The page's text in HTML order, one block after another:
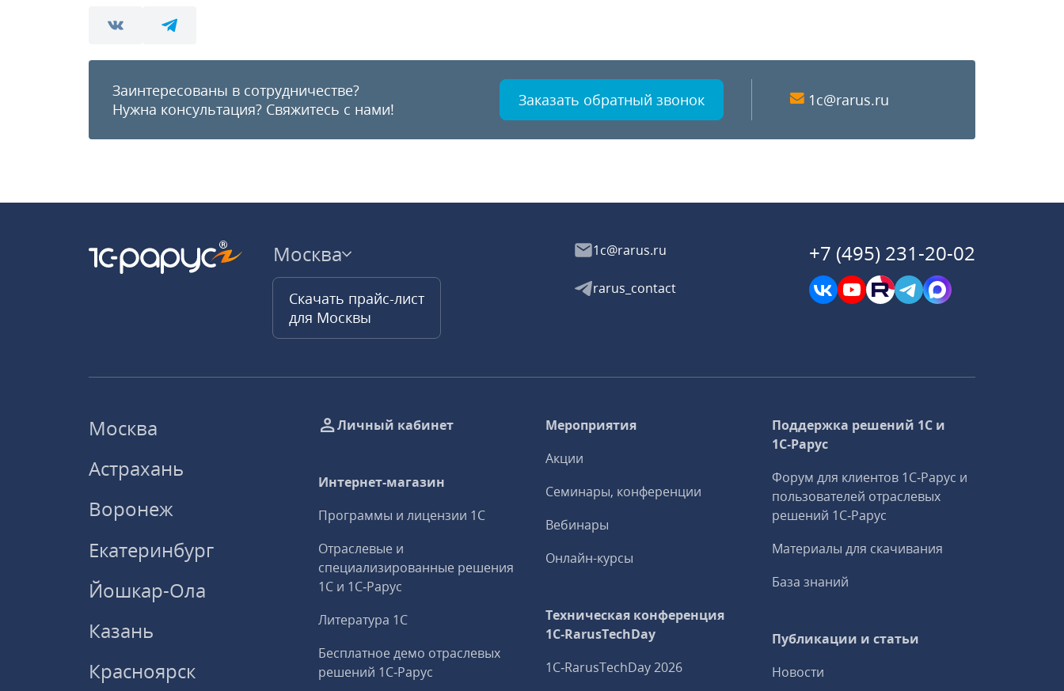
Заинтересованы в сотрудничестве?
Нужна консультация? Свяжитесь с нами! Заказать обратный звонок 1c@rarus.ru
Москва
Скачать прайс-лист
для Москвы
1c@rarus.ru
rarus_contact
+7 (495) 231-20-02
Москва
Астрахань
Воронеж
Екатеринбург
Йошкар-Ола
Казань
Красноярск
Личный кабинет
Интернет-магазин
Программы и лицензии 1С
Отраслевые и
специализированные решения
1С и 1С‑Рарус
Литература 1С
Бесплатное демо отраслевых
решений 1С‑Рарус
Мероприятия
Акции
Семинары, конференции
Вебинары
Онлайн-курсы
Техническая конференция
1C‑RarusTechDay
1C‑RarusTechDay 2026
Поддержка решений 1С и
1С‑Рарус
Форум для клиентов 1С‑Рарус и
пользователей отраслевых
решений 1С‑Рарус
Материалы для скачивания
База знаний
Публикации и статьи
Новости